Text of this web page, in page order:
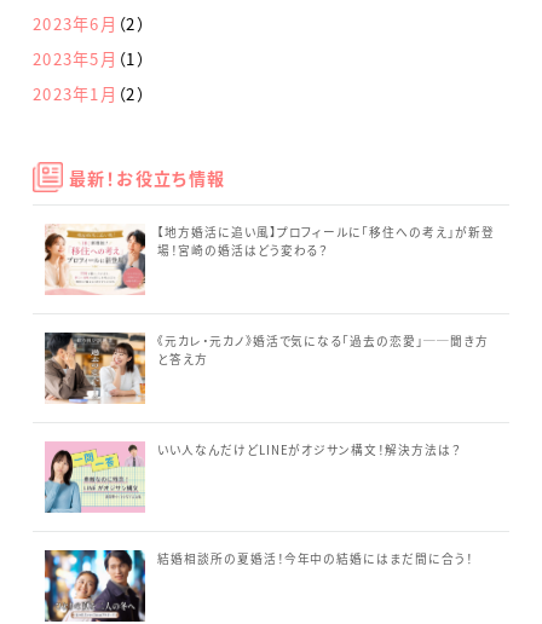
2023年6月 （2）
2023年5月 （1）
2023年1月 （2）
最新！お役立ち情報
【地方婚活に追い風】プロフィールに「移住への考え」が新登
場！宮崎の婚活はどう変わる？
《元カレ・元カノ》婚活で気になる「過去の恋愛」──聞き方
と答え方
いい人なんだけどLINEがオジサン構文！解決方法は？
結婚相談所の夏婚活！今年中の結婚にはまだ間に合う！